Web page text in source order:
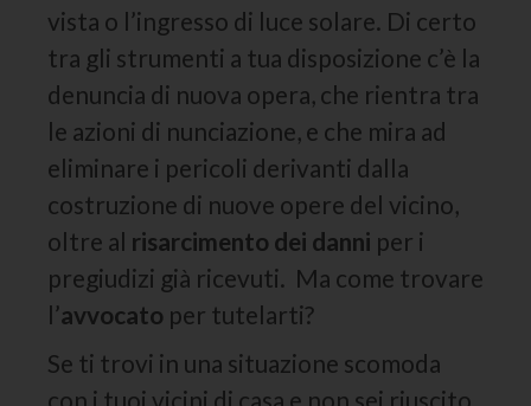
vista o l’ingresso di luce solare. Di certo
tra gli strumenti a tua disposizione c’è la
denuncia di nuova opera, che rientra tra
le azioni di nunciazione, e che mira ad
eliminare i pericoli derivanti dalla
costruzione di nuove opere del vicino,
oltre al risarcimento dei danni per i
pregiudizi già ricevuti. Ma come trovare
l’avvocato per tutelarti?
Se ti trovi in una situazione scomoda
con i tuoi vicini di casa e non sei riuscito